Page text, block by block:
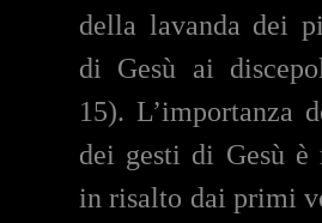
della lavanda dei
di Gesù ai
15). L’importanza
dei gesti di Gesù è
in risalto dai primi